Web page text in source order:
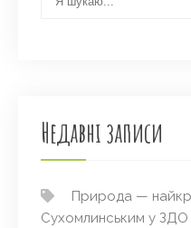
Недавні записи
Природа —
Сухомлинським у